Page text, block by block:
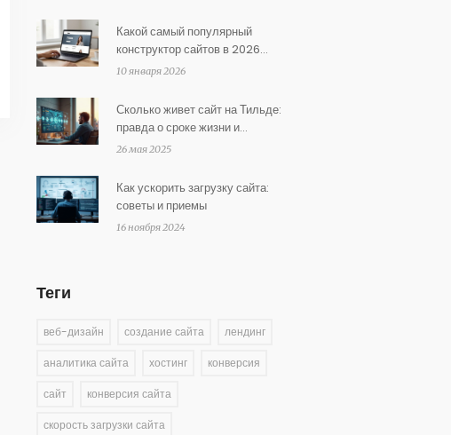
Какой самый популярный
конструктор сайтов в 2026
году?
10 января 2026
Сколько живет сайт на Тильде:
правда о сроке жизни и
надёжности
26 мая 2025
Как ускорить загрузку сайта:
советы и приемы
16 ноября 2024
Теги
веб-дизайн создание сайта лендинг
аналитика сайта хостинг конверсия
сайт конверсия сайта
скорость загрузки сайта